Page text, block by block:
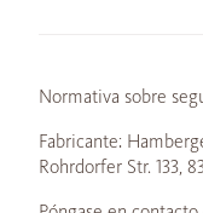
Normativa sobre
Fabricante:
Rohrdorfer Str. 133,